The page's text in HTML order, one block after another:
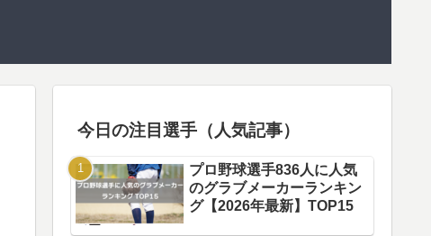
今日の注目選手（人気記事）
プロ野球選手836人に人気
のグラブメーカーランキン
グ【2026年最新】TOP15